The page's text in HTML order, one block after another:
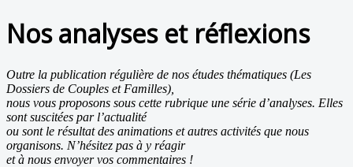
Nos analyses et réflexions
Outre la publication régulière de nos études thématiques (Les
Dossiers de Couples et Familles),
nous vous proposons sous cette rubrique une série d’analyses. Elles
sont suscitées par l’actualité
ou sont le résultat des animations et autres activités que nous
organisons. N’hésitez pas à y réagir
et à nous envoyer vos commentaires !